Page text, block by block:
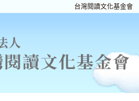
台灣閱讀文化基金會